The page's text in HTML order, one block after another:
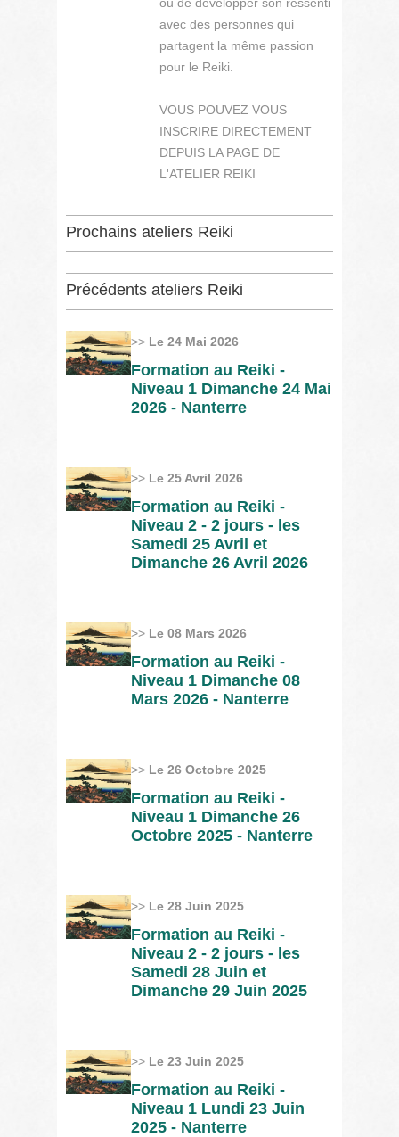
avec des personnes qui
partagent la même passion
pour le Reiki.
VOUS POUVEZ VOUS
INSCRIRE DIRECTEMENT
DEPUIS LA PAGE DE
L'ATELIER REIKI
Prochains ateliers Reiki
Précédents ateliers Reiki
>> Le 24 Mai 2026
Formation au Reiki -
Niveau 1 Dimanche 24 Mai
2026 - Nanterre
>> Le 25 Avril 2026
Formation au Reiki -
Niveau 2 - 2 jours - les
Samedi 25 Avril et
Dimanche 26 Avril 2026
>> Le 08 Mars 2026
Formation au Reiki -
Niveau 1 Dimanche 08
Mars 2026 - Nanterre
>> Le 26 Octobre 2025
Formation au Reiki -
Niveau 1 Dimanche 26
Octobre 2025 - Nanterre
>> Le 28 Juin 2025
Formation au Reiki -
Niveau 2 - 2 jours - les
Samedi 28 Juin et
Dimanche 29 Juin 2025
>> Le 23 Juin 2025
Formation au Reiki -
Niveau 1 Lundi 23 Juin
2025 - Nanterre